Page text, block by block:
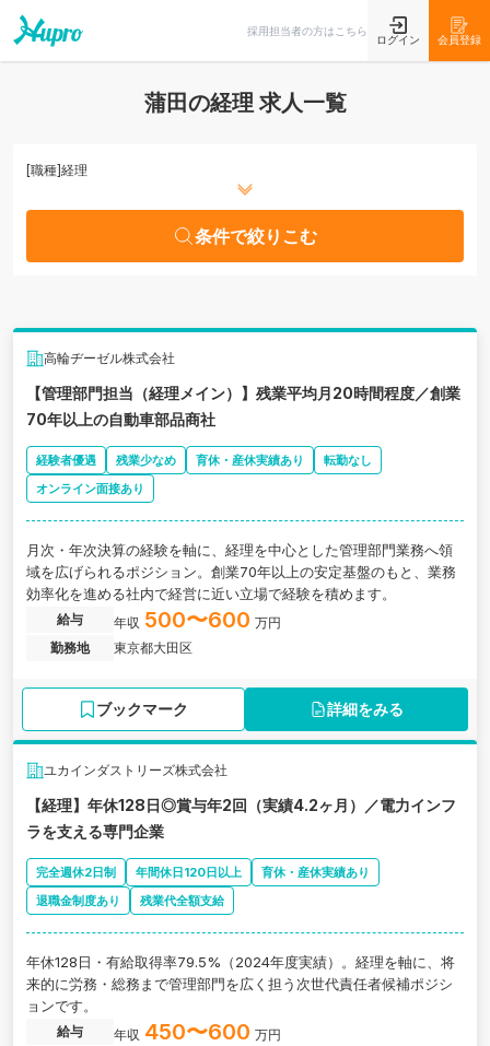
採用担当者の方はこちら
ログイン 会員登録
蒲田の経理 求人一覧
[職種]経理
条件で絞りこむ
高輪ヂーゼル株式会社
【管理部門担当（経理メイン）】残業平均月20時間程度／創業
70年以上の自動車部品商社
経験者優遇 残業少なめ 育休・産休実績あり
転勤なし
オンライン面接あり
月次・年次決算の経験を軸に、経理を中心とした管理部門業務へ領
域を広げられるポジション。創業70年以上の安定基盤のもと、業務
効率化を進める社内で経営に近い立場で経験を積めます。
給与 年収 500〜600 万円
勤務地
東京都大田区
ブックマーク 詳細をみる
ユカインダストリーズ株式会社
【経理】年休128日◎賞与年2回（実績4.2ヶ月）／電力インフ
ラを支える専門企業
完全週休2日制 年間休日120日以上
育休・産休実績あり
退職金制度あり
残業代全額支給
年休128日・有給取得率79.5%（2024年度実績）。経理を軸に、将
来的に労務・総務まで管理部門を広く担う次世代責任者候補ポジシ
ョンです。
給与 年収 450〜600 万円